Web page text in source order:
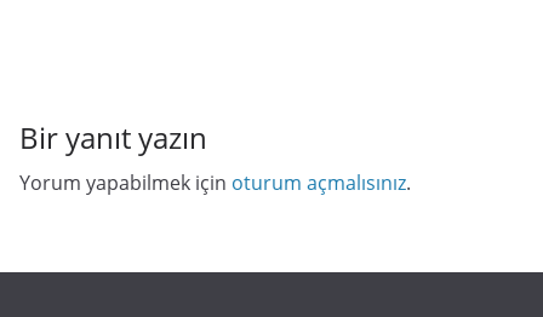
Bir yanıt yazın
Yorum yapabilmek için oturum açmalısınız.